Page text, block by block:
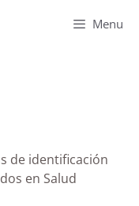
Menu
de identificación
en Salud